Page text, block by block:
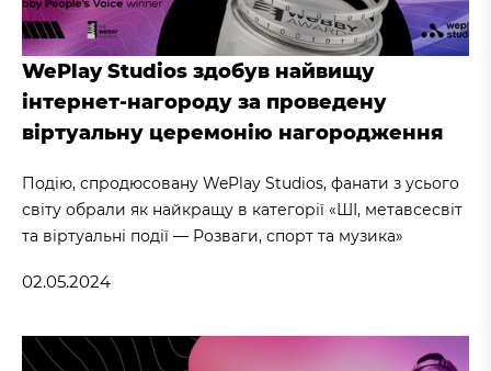
WePlay Studios здобув найвищу
інтернет-нагороду за проведену
віртуальну церемонію нагородження
Подію, спродюсовану WePlay Studios, фанати з усього
світу обрали як найкращу в категорії «ШІ, метавсесвіт
та віртуальні події — Розваги, спорт та музика»
02.05.2024